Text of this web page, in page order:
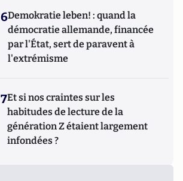
6Demokratie leben! : quand la
démocratie allemande, financée
par l'État, sert de paravent à
l'extrémisme
7Et si nos craintes sur les
habitudes de lecture de la
génération Z étaient largement
infondées ?